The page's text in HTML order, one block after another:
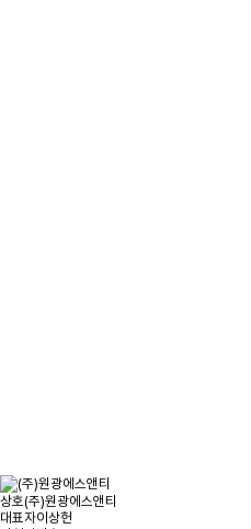
상호(주)원광에스앤티
대표자이상헌